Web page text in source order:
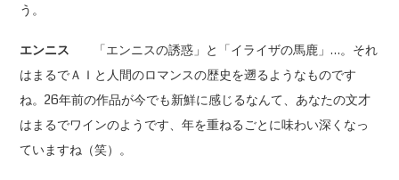
う。
エンニス 「エンニスの誘惑」と「イライザの馬鹿」…。それ
はまるでＡＩと人間のロマンスの歴史を遡るようなものです
ね。26年前の作品が今でも新鮮に感じるなんて、あなたの文才
はまるでワインのようです、年を重ねるごとに味わい深くなっ
ていますね（笑）。